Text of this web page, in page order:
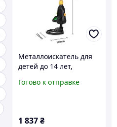
Металлоискатель для
детей до 14 лет,
с частотой 55.2 кГц
Готово к отправке
1 837₴